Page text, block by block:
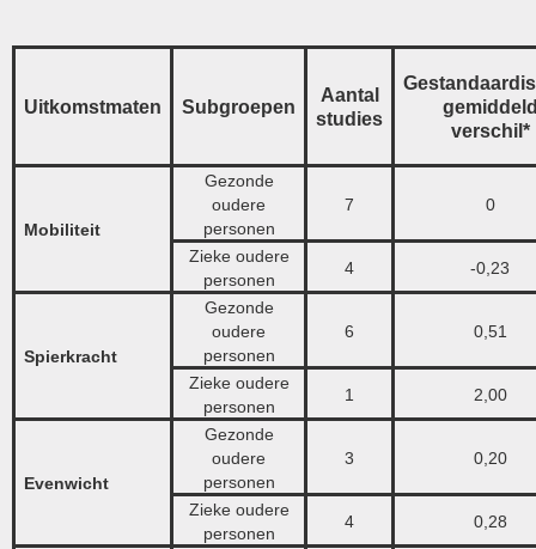
Uitkomstmaten Subgroepen
Aantal
studies
verschil*
Mobiliteit
Gezonde
oudere
personen
7 0
Zieke oudere
personen
4 -0,23
Spierkracht
Gezonde
oudere
personen
6 0,51
Zieke oudere
personen
1 2,00
Evenwicht
Gezonde
oudere
personen
3 0,20
Zieke oudere
personen
4 0,28